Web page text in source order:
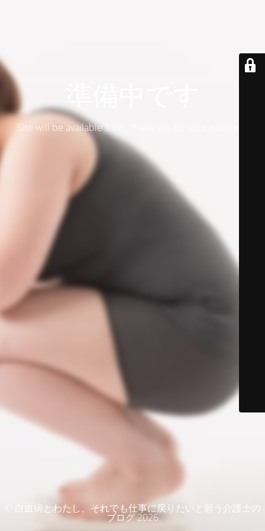
Site will be available soon. Thank you for your patience!
© 白血病とわたし、それでも仕事に戻りたいと願う介護士の
ブログ 2026